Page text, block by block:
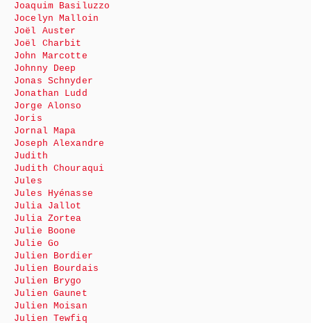
Joaquim Basiluzzo
Jocelyn Malloin
Joël Auster
Joël Charbit
John Marcotte
Johnny Deep
Jonas Schnyder
Jonathan Ludd
Jorge Alonso
Joris
Jornal Mapa
Joseph Alexandre
Judith
Judith Chouraqui
Jules
Jules Hyénasse
Julia Jallot
Julia Zortea
Julie Boone
Julie Go
Julien Bordier
Julien Bourdais
Julien Brygo
Julien Gaunet
Julien Moisan
Julien Tewfiq